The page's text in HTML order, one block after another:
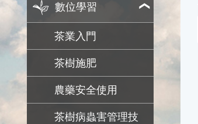
數位學習
茶業入門
茶樹施肥
農藥安全使用
茶樹病蟲害管理技